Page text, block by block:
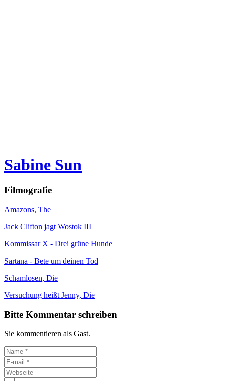
Sabine Sun
Filmografie
Amazons, The
Jack Clifton jagt Wostok III
Kommissar X - Drei grüne Hunde
Sartana - Bete um deinen Tod
Schamlosen, Die
Versuchung heißt Jenny, Die
Bitte Kommentar schreiben
Sie kommentieren als Gast.